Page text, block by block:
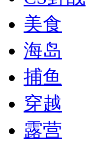
美食
海岛
捕鱼
穿越
露营